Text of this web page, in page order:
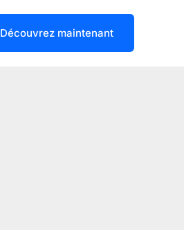
Découvrez maintenant